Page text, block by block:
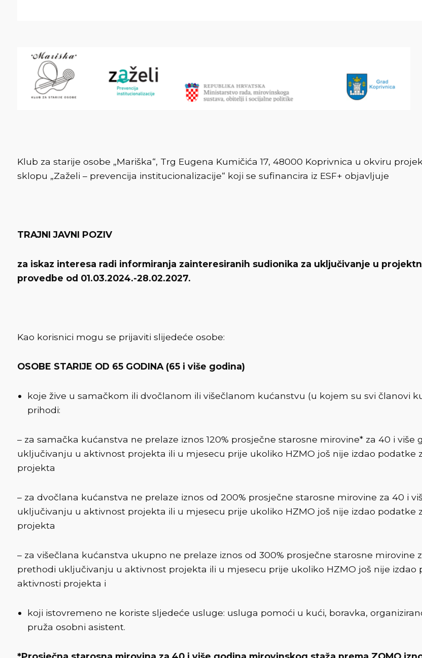
Klub za starije osobe „Mariška“, Trg Eugena Kumičića 17, 48000 Koprivnica u okviru
sklopu „Zaželi – prevencija institucionalizacije“ koji se sufinancira iz ESF+ objavljuje
TRAJNI JAVNI POZIV
za iskaz interesa radi informiranja zainteresiranih sudionika za uključivanje u
provedbe od 01.03.2024.-28.02.2027.
Kao korisnici mogu se prijaviti slijedeće osobe:
OSOBE STARIJE OD 65 GODINA (65 i više godina)
koje žive u samačkom ili dvočlanom ili višečlanom kućanstvu (u kojem su svi članovi
prihodi:
– za samačka kućanstva ne prelaze iznos 120% prosječne starosne mirovine* za 40 i
uključivanju u aktivnost projekta ili u mjesecu prije ukoliko HZMO još nije izdao
projekta
– za dvočlana kućanstva ne prelaze iznos od 200% prosječne starosne mirovine za 40 i
uključivanju u aktivnost projekta ili u mjesecu prije ukoliko HZMO još nije izdao
projekta
– za višečlana kućanstva ukupno ne prelaze iznos od 300% prosječne starosne
prethodi uključivanju u aktivnost projekta ili u mjesecu prije ukoliko HZMO još nije
aktivnosti projekta i
koji istovremeno ne koriste sljedeće usluge: usluga pomoći u kući, boravka,
pruža osobni asistent.